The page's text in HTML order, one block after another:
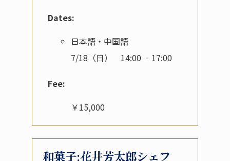
Dates:
日本語・中国語
7/18（日） 14:00 ‐17:00
Fee:
￥15,000
和菓子:花井芳太郎シェフ